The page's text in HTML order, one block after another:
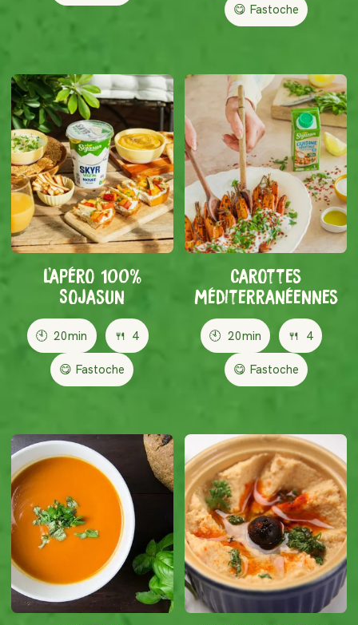
😋 Fastoche
L'apéro 100%
Sojasun
🕙 20min 🍴 4
😋 Fastoche
Carottes
méditerranéennes
🕙 20min 🍴 4
😋 Fastoche